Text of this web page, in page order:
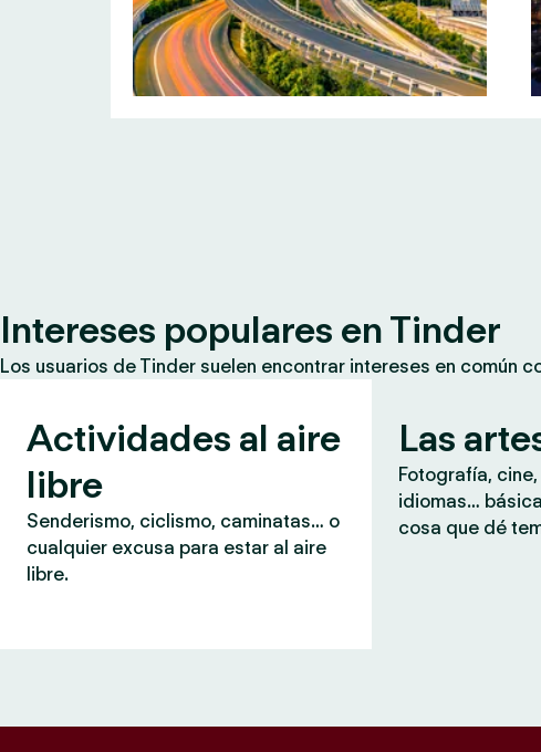
Intereses populares en Tinder
Los usuarios de Tinder suelen encontrar intereses en común
Actividades al aire
libre
Senderismo, ciclismo, caminatas… o
cualquier excusa para estar al aire
libre.
Las
Fotografía,
idiomas…
cosa que dé